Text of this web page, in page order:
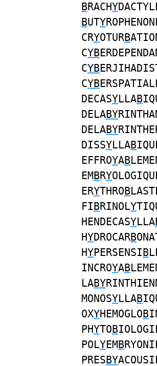
BRACHY
BUTY
CRYOTURB
CYB
CYB
CYB
DECASYLLAB
DELABY
DELABY
DISSYLLAB
EFFROYAB
EMBRY
ERYTHROB
FIBRINOLY
HENDECASYLLA
HYDROCARB
HYPERSENSIB
INCROYAB
LABY
MONOSYLLAB
OXYHEMOGLOB
PHYTOB
POLYEMB
PRESBY